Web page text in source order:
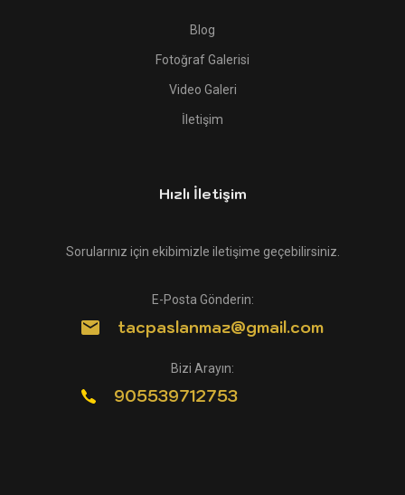
Blog
Fotoğraf Galerisi
Video Galeri
İletişim
Hızlı İletişim
Sorularınız için ekibimizle iletişime geçebilirsiniz.
E-Posta Gönderin:
tacpaslanmaz@gmail.com
Bizi Arayın:
905539712753